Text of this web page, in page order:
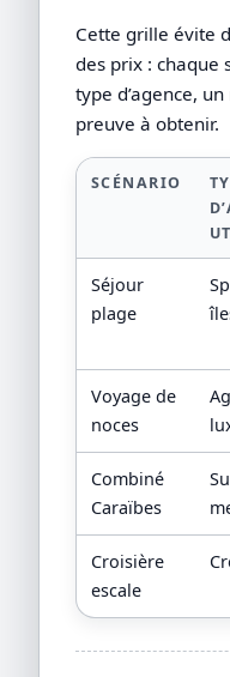
Cette grille évite
des prix : chaque
type d’agence,
preuve à obtenir.
SCÉNARIO
Séjour
plage
Voyage de
noces
Combiné
Caraïbes
Croisière
escale